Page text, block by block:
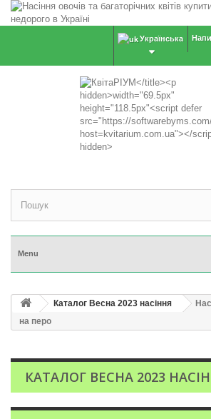
Українська
Menu
Каталог Весна 2023 насіння
на перо
КАТАЛОГ ВЕСНА 2023